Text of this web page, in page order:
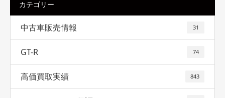
カテゴリー
中古車販売情報 31
GT-R 74
高価買取実績 843